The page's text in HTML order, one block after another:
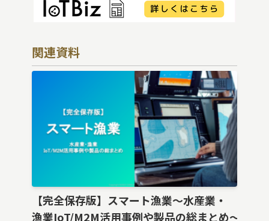
関連資料
【完全保存版】スマート漁業〜水産業・
漁業IoT/M2M活用事例や製品の総まとめ〜